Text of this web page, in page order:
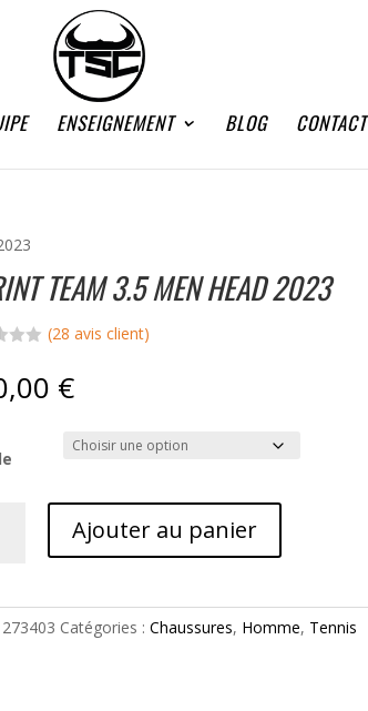
ENSEIGNEMENT BLOG CONTACT
TEAM 3.5 MEN HEAD 2023
(28 avis client)
€
Ajouter au panier
273403 Catégories :Chaussures, Homme, Tennis